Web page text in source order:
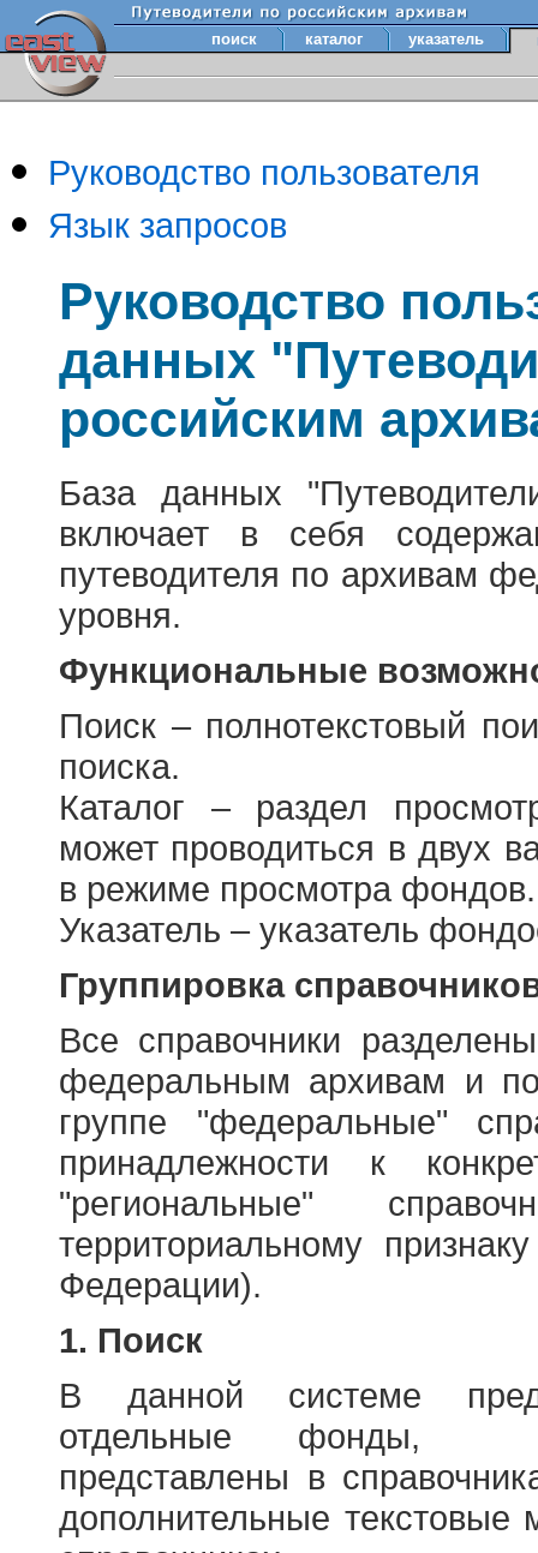
поиск каталог указатель
Руководство пользователя
Язык запросов
Руководство
данных
российским
База данных
включает в себя
путеводителя по архивам
уровня.
Функциональные
Поиск – полнотекстовый
поиска.
Каталог – раздел
может проводиться в двух
в режиме просмотра фондов.
Указатель – указатель
Группировка
Все справочники
федеральным архивам и
группе "федеральные"
принадлежности к
"региональные"
территориальному
Федерации).
1. Поиск
В данной системе
отдельные фонды,
представлены в
дополнительные